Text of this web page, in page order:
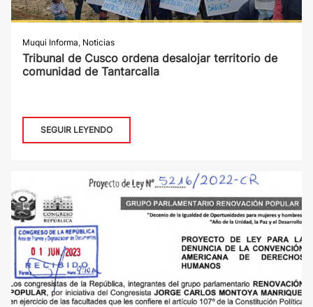
Muqui Informa, Noticias
Tribunal de Cusco ordena desalojar territorio de
comunidad de Tantarcalla
SEGUIR LEYENDO